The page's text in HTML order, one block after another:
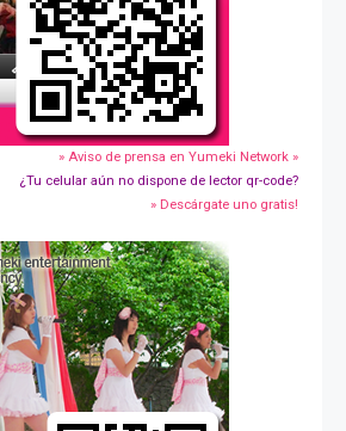
» Aviso de prensa en Yumeki Network »
¿Tu celular aún no dispone de lector qr-code?
» Descárgate uno gratis!